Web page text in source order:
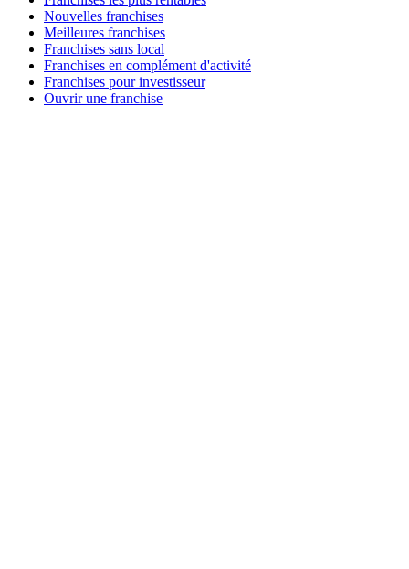
Nouvelles franchises
Meilleures franchises
Franchises sans local
Franchises en complément d'activité
Franchises pour investisseur
Ouvrir une franchise